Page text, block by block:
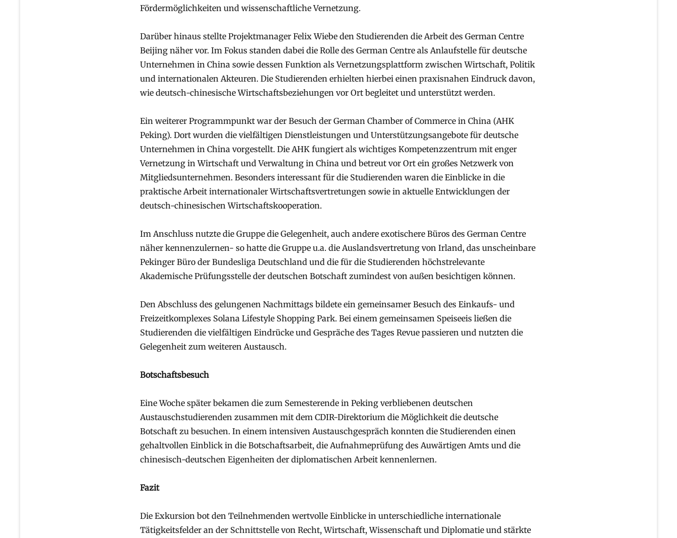
Fördermöglichkeiten und wissenschaftliche Vernetzung.
Darüber hinaus stellte Projektmanager Felix Wiebe den Studierenden die Arbeit des German Centre
Beijing näher vor. Im Fokus standen dabei die Rolle des German Centre als Anlaufstelle für deutsche
Unternehmen in China sowie dessen Funktion als Vernetzungsplattform zwischen Wirtschaft, Politik
und internationalen Akteuren. Die Studierenden erhielten hierbei einen praxisnahen Eindruck davon,
wie deutsch-chinesische Wirtschaftsbeziehungen vor Ort begleitet und unterstützt werden.
Ein weiterer Programmpunkt war der Besuch der German Chamber of Commerce in China (AHK
Peking). Dort wurden die vielfältigen Dienstleistungen und Unterstützungsangebote für deutsche
Unternehmen in China vorgestellt. Die AHK fungiert als wichtiges Kompetenzzentrum mit enger
Vernetzung in Wirtschaft und Verwaltung in China und betreut vor Ort ein großes Netzwerk von
Mitgliedsunternehmen. Besonders interessant für die Studierenden waren die Einblicke in die
praktische Arbeit internationaler Wirtschaftsvertretungen sowie in aktuelle Entwicklungen der
deutsch-chinesischen Wirtschaftskooperation.
Im Anschluss nutzte die Gruppe die Gelegenheit, auch andere exotischere Büros des German Centre
näher kennenzulernen- so hatte die Gruppe u.a. die Auslandsvertretung von Irland, das unscheinbare
Pekinger Büro der Bundesliga Deutschland und die für die Studierenden höchstrelevante
Akademische Prüfungsstelle der deutschen Botschaft zumindest von außen besichtigen können.
Den Abschluss des gelungenen Nachmittags bildete ein gemeinsamer Besuch des Einkaufs- und
Freizeitkomplexes Solana Lifestyle Shopping Park. Bei einem gemeinsamen Speiseeis ließen die
Studierenden die vielfältigen Eindrücke und Gespräche des Tages Revue passieren und nutzten die
Gelegenheit zum weiteren Austausch.
Botschaftsbesuch
Eine Woche später bekamen die zum Semesterende in Peking verbliebenen deutschen
Austauschstudierenden zusammen mit dem CDIR-Direktorium die Möglichkeit die deutsche
Botschaft zu besuchen. In einem intensiven Austauschgespräch konnten die Studierenden einen
gehaltvollen Einblick in die Botschaftsarbeit, die Aufnahmeprüfung des Auwärtigen Amts und die
chinesisch-deutschen Eigenheiten der diplomatischen Arbeit kennenlernen.
Fazit
Die Exkursion bot den Teilnehmenden wertvolle Einblicke in unterschiedliche internationale
Tätigkeitsfelder an der Schnittstelle von Recht, Wirtschaft, Wissenschaft und Diplomatie und stärkte